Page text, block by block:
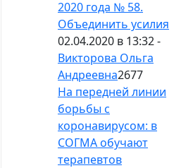
2020 года № 58.
Объединить усилия
02.04.2020 в 13:32 -
Викторова Ольга
Андреевна2677
На передней линии
борьбы с
коронавирусом: в
СОГМА обучают
терапевтов